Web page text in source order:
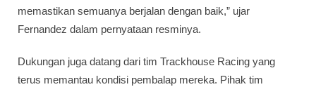
memastikan semuanya berjalan dengan baik,” ujar
Fernandez dalam pernyataan resminya.
Dukungan juga datang dari tim Trackhouse Racing yang
terus memantau kondisi pembalap mereka. Pihak tim